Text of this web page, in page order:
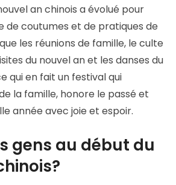
an chinois a évolué pour
de coutumes et de pratiques de
les réunions de famille, le culte
du nouvel an et les danses du
qui en fait un festival qui
la famille, honore le passé et
année avec joie et espoir.
gens au début du